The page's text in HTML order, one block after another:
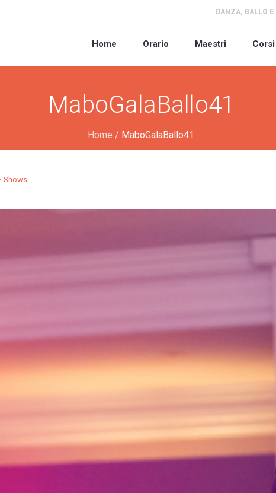
DANZA, BALLO
Home Orario Maestri Corsi
MaboGalaBallo41
Home / MaboGalaBallo41
Shows.